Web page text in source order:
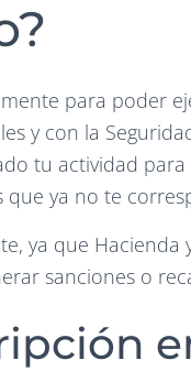
para poder
y con la
tu actividad
que ya no te
ya que Hacienda
sanciones o